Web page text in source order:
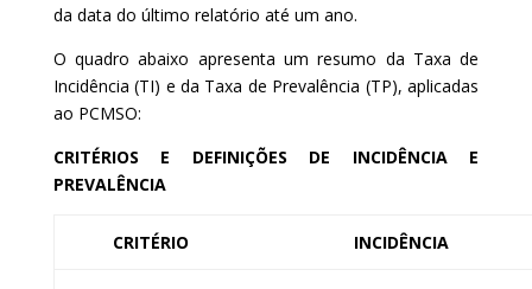
da data do último relatório até um ano.
O quadro abaixo apresenta um resumo da Taxa de
Incidência (TI) e da Taxa de Prevalência (TP), aplicadas
ao PCMSO:
CRITÉRIOS E DEFINIÇÕES DE INCIDÊNCIA E
PREVALÊNCIA
CRITÉRIO INCIDÊNCIA